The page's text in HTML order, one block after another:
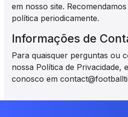
em nosso site.
política periodicamente.
Informações de
Para quaisquer perguntas ou
nossa Política de Privacidade,
conosco em